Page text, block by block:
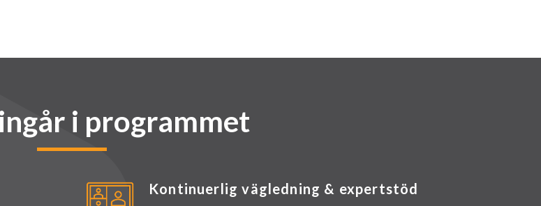
i programmet
Kontinuerlig vägledning & expertstöd